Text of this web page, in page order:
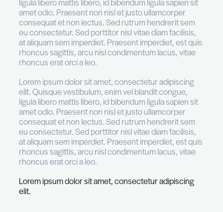
Pellentesque at placerat elit. Duis lacinia
quis pretium :
Pellentesque non dolor ac enim pharetra
sed eget lectus.
Curabitur placerat tellus sed lacus
placerat.
In id dui elementum mauris accumsan
quis dolor.
Nam bibendum arcu in metus pretium, et
consequat justo tristique.
Phasellus dapibus eros ut arcu eleifend
vitae dictum nisl.
Lorem ipsum dolor sit amet, consectetur
elit.